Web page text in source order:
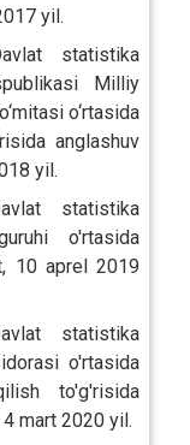
yil.
statistika
Milliy
o‘rtasida
anglashuv
yil.
statistika
o'rtasida
10 aprel 2019
statistika
o'rtasida
to'g'risida
mart 2020 yil.